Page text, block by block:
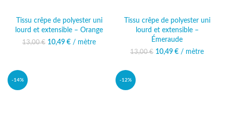
Tissu crêpe de polyester uni
lourd et extensible – Orange
13,00€
Le prix initial était :
10,49 €
Le prix
/ mètre
Tissu crêpe de polyester uni
lourd et extensible –
Émeraude
13,00€
Le prix initial était :
10,49 €
Le prix
/ mètre
-14% -12%